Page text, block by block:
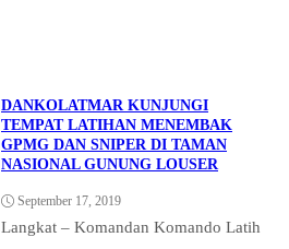
DANKOLATMAR KUNJUNGI
TEMPAT LATIHAN MENEMBAK
GPMG DAN SNIPER DI TAMAN
NASIONAL GUNUNG LOUSER
September 17, 2019
Langkat – Komandan Komando Latih